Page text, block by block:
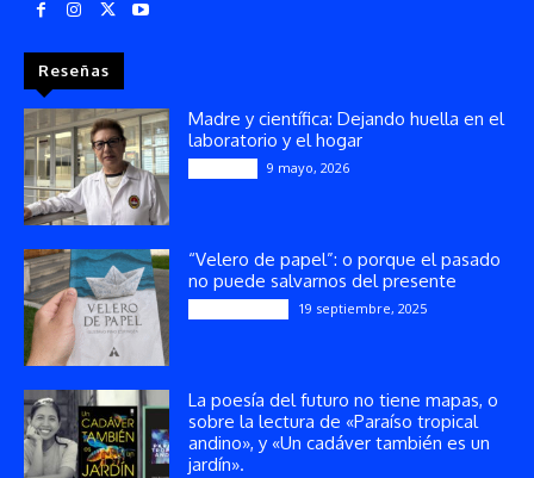
Reseñas
Madre y científica: Dejando huella en el
laboratorio y el hogar
9 mayo, 2026
“Velero de papel”: o porque el pasado
no puede salvarnos del presente
19 septiembre, 2025
La poesía del futuro no tiene mapas, o
sobre la lectura de «Paraíso tropical
andino», y «Un cadáver también es un
jardín».